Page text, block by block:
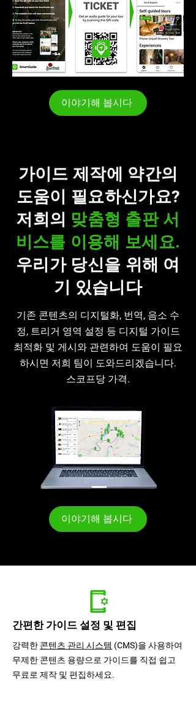
이야기해 봅시다
가이드 제작에 약간의
도움이 필요하신가요?
저희의 맞춤형 출판 서
비스를 이용해 보세요.
우리가 당신을 위해 여
기 있습니다
기존 콘텐츠의 디지털화, 번역, 음소 수
정, 트리거 영역 설정 등 디지털 가이드
최적화 및 게시와 관련하여 도움이 필요
하시면 저희 팀이 도와드리겠습니다.
스코프당 가격.
이야기해 봅시다
간편한 가이드 설정 및 편집
강력한 콘텐츠 관리 시스템 (CMS)을 사용하여
무제한 콘텐츠 용량으로 가이드를 직접 쉽고
무료로 제작 및 편집하세요.